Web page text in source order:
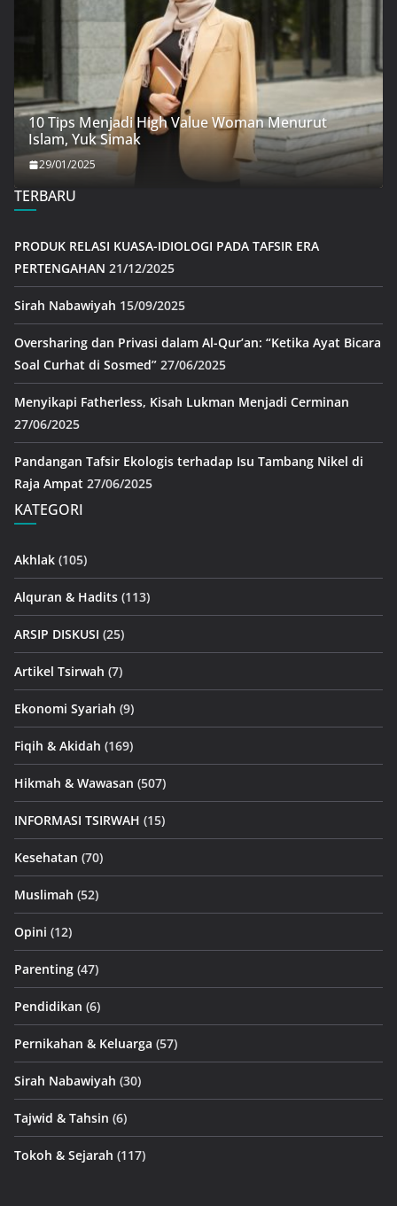
10 Tips Menjadi High Value Woman Menurut
Islam, Yuk Simak
29/01/2025
TERBARU
PRODUK RELASI KUASA-IDIOLOGI PADA TAFSIR ERA
PERTENGAHAN 21/12/2025
Sirah Nabawiyah 15/09/2025
Oversharing dan Privasi dalam Al-Qur’an: “Ketika Ayat Bicara
Soal Curhat di Sosmed” 27/06/2025
Menyikapi Fatherless, Kisah Lukman Menjadi Cerminan
27/06/2025
Pandangan Tafsir Ekologis terhadap Isu Tambang Nikel di
Raja Ampat 27/06/2025
KATEGORI
Akhlak (105)
Alquran & Hadits (113)
ARSIP DISKUSI (25)
Artikel Tsirwah (7)
Ekonomi Syariah (9)
Fiqih & Akidah (169)
Hikmah & Wawasan (507)
INFORMASI TSIRWAH (15)
Kesehatan (70)
Muslimah (52)
Opini (12)
Parenting (47)
Pendidikan (6)
Pernikahan & Keluarga (57)
Sirah Nabawiyah (30)
Tajwid & Tahsin (6)
Tokoh & Sejarah (117)